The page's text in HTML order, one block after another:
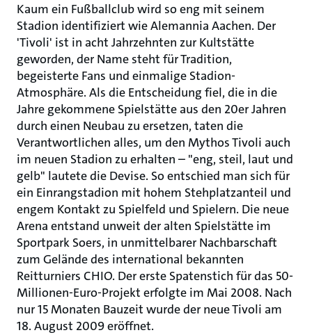
Kaum ein Fußballclub wird so eng mit seinem
Stadion identifiziert wie Alemannia Aachen. Der
'Tivoli' ist in acht Jahrzehnten zur Kultstätte
geworden, der Name steht für Tradition,
begeisterte Fans und einmalige Stadion-
Atmosphäre. Als die Entscheidung fiel, die in die
Jahre gekommene Spielstätte aus den 20er Jahren
durch einen Neubau zu ersetzen, taten die
Verantwortlichen alles, um den Mythos Tivoli auch
im neuen Stadion zu erhalten – "eng, steil, laut und
gelb" lautete die Devise. So entschied man sich für
ein Einrangstadion mit hohem Stehplatzanteil und
engem Kontakt zu Spielfeld und Spielern. Die neue
Arena entstand unweit der alten Spielstätte im
Sportpark Soers, in unmittelbarer Nachbarschaft
zum Gelände des international bekannten
Reitturniers CHIO. Der erste Spatenstich für das 50-
Millionen-Euro-Projekt erfolgte im Mai 2008. Nach
nur 15 Monaten Bauzeit wurde der neue Tivoli am
18. August 2009 eröffnet.